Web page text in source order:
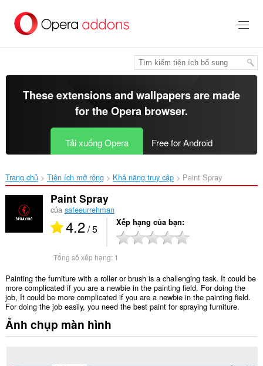
đến
These extensions and wallpapers are made
for theOpera browser.
Tải xuống Opera Free for Android
Trang chủ Tiện ích mở rộng Khả năng truy cập Paint Spray‎
Paint Spray
của safeeurrehman
4.2/ 5 Xếp hạng của bạn
Tổng số xếp hạng: 1
Painting the furniture with a roller or brush is a challenging task. It could be
more complicated if you are a newbie in the painting field. For doing the
job, It could be more complicated if you are a newbie in the painting field.
For doing the job easily, you need the best paint for spraying furniture.
Ảnh chụp màn hình